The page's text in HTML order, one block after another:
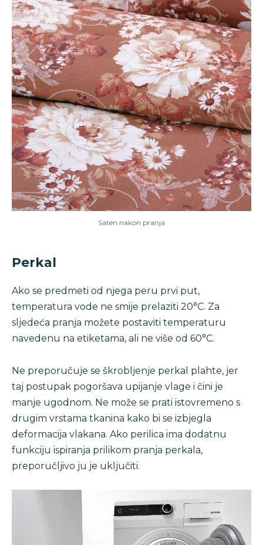
Saten nakon pranja
Perkal
Ako se predmeti od njega peru prvi put,
temperatura vode ne smije prelaziti 20°C. Za
sljedeća pranja možete postaviti temperaturu
navedenu na etiketama, ali ne više od 60°C.
Ne preporučuje se škrobljenje perkal plahte, jer
taj postupak pogoršava upijanje vlage i čini je
manje ugodnom. Ne može se prati istovremeno s
drugim vrstama tkanina kako bi se izbjegla
deformacija vlakana. Ako perilica ima dodatnu
funkciju ispiranja prilikom pranja perkala,
preporučljivo ju je uključiti.